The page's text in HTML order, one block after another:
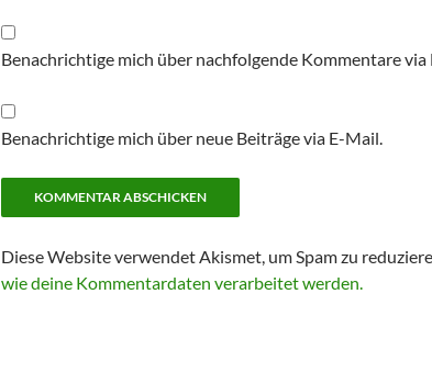
Benachrichtige mich über nachfolgende Kommentare via
Benachrichtige mich über neue Beiträge via E-Mail.
Diese Website verwendet Akismet, um Spam zu
wie deine Kommentardaten verarbeitet werden.